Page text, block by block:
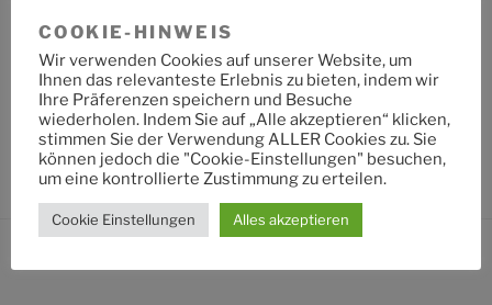
Suche
nach:
COOKIE-HINWEIS
Wir verwenden Cookies auf unserer Website, um
Ihnen das relevanteste Erlebnis zu bieten, indem wir
Ihre Präferenzen speichern und Besuche
wiederholen. Indem Sie auf „Alle akzeptieren“ klicken,
stimmen Sie der Verwendung ALLER Cookies zu. Sie
können jedoch die "Cookie-Einstellungen" besuchen,
um eine kontrollierte Zustimmung zu erteilen.
Cookie Einstellungen Alles akzeptieren